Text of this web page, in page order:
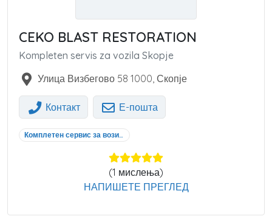
CEKO BLAST RESTORATION
Kompleten servis za vozila Skopje
Улица Визбегово 58 1000 Скопје
Контакт Е-пошта
Комплетен сервис за возила Скопје
(1 мислења)
НАПИШЕТЕ ПРЕГЛЕД